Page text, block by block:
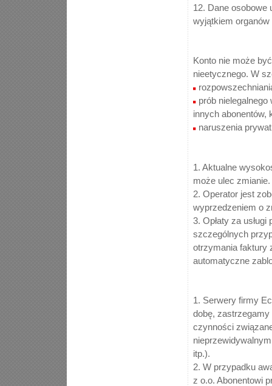
12. Dane osobowe
wyjątkiem
Konto nie może
nieetycznego. W
prób nielegalnego
innych abonentów,
naruszenia
1. Aktualne
może ulec zmianie.
2. Operator jest
wyprzedzeniem o
3. Opłaty za
szczególnych
otrzymania faktury
automatyczne
1. Serwery firmy
dobę,
czynności
itp.).
2. W przypadku
z o.o. Abonentowi